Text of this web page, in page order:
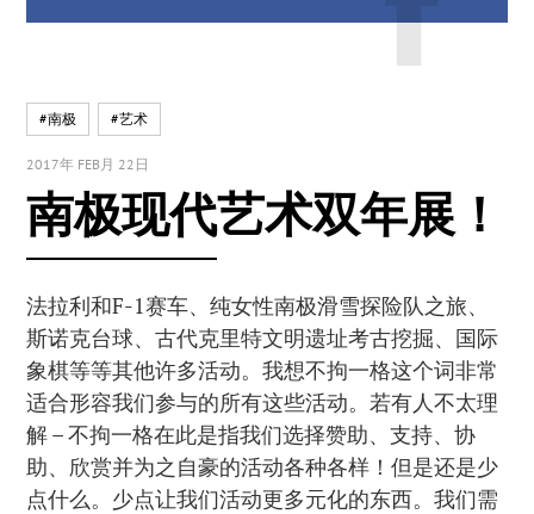
#南极 #艺术
2017年 FEB月 22日
南极现代艺术双年展！
法拉利和F-1赛车、纯女性南极滑雪探险队之旅、
斯诺克台球、古代克里特文明遗址考古挖掘、国际
象棋等等其他许多活动。我想不拘一格这个词非常
适合形容我们参与的所有这些活动。若有人不太理
解 – 不拘一格在此是指我们选择赞助、支持、协
助、欣赏并为之自豪的活动各种各样！但是还是少
点什么。少点让我们活动更多元化的东西。我们需